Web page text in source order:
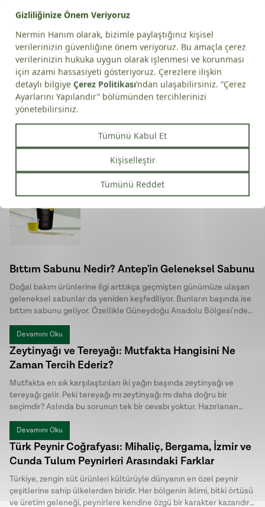
9. Önceden ısıtılmış 170°C fırında, altı üstü kızarana dek
pişirelim.
Püf nokta:Zeytinyağının doğru kullanımı, bu böreği
sıradanlıktan çıkarıp unutulmaz kılar.
Nermin Hanım Zeytinliği’nin lezzetli zeytinyağları
açması hamurlara lezzet, kıtırlık ve mis gibi bir aroma
katmak için en güvenilir yol arkadaşınız. Şimdi çay
demlensin, börek dilimlensin.
Domat - Filtresiz Erken Hasat Soğuk
Sıkım Zeytinyağı (500ml)
₺ 750.00
Bıttım Sabunu Nedir? Antep'in Geleneksel Sabunu
Doğal bakım ürünlerine ilgi arttıkça geçmişten günümüze ulaşan
geleneksel sabunlar da yeniden keşfediliyor. Bunların başında ise
bıttım sabunu geliyor. Özellikle Güneydoğu Anadolu Bölgesi'nde
uzun yıllardır üretilen bu özel sabun, doğal içeriği ve sade üretim
yöntemiyle dikkat çekiyor. Halk arasında menengiç sabunu ya da
Antep sabunu olarak da bilinen bıttım sabunu, kimyasal
katkılardan uzak , hem cilt hem de saç bakımında tercih edilen
geleneksel sabunlar arasında yer alıyor.
Devamını Oku
Zeytinyağı ve Tereyağı: Mutfakta Hangisini Ne
Zaman Tercih Ederiz?
Mutfakta en sık karşılaştırılan iki yağın başında zeytinyağı ve
tereyağı gelir. Peki tereyağı mı zeytinyağı mı daha doğru bir
seçimdir? Aslında bu sorunun tek bir cevabı yoktur. Hazırlanan
yemeğin türü, istenen aroma ve pişirme yöntemi, hangi yağın
daha uygun olduğunu belirler.
Devamını Oku
Türk Peynir Coğrafyası: Mihaliç, Bergama, İzmir ve
Cunda Tulum Peynirleri Arasındaki Farklar
Türkiye, zengin süt ürünleri kültürüyle dünyanın en özel peynir
çeşitlerine sahip ülkelerden biridir. Her bölgenin iklimi, bitki örtüsü
ve üretim geleneği, peynirlere kendine özgü bir karakter kazandırır.